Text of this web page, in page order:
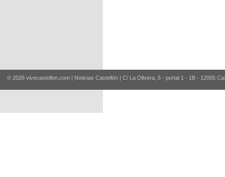
© 2026 vivecastellon.com | Noticias Castellón | C/ La Olivera, 5 - portal 1 - 1B - 12005